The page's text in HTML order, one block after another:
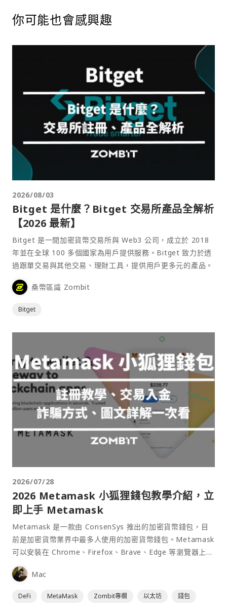
你可能也會感興趣
2026/08/03
Bitget 是什麼？Bitget 交易所產品全解析
【2026 最新】
Bitget 是一間加密貨幣交易所與 Web3 公司，成立於 2018
年並在全球 100 多個國家為用戶提供服務。Bitget 致力於透
過跟單交易與其他交易、理財工具，提供用戶更多元的產品。
桑幣區識 Zombit
Bitget
2026/07/28
2026 Metamask 小狐狸錢包教學介紹，立
即上手 Metamask
Metamask 是一款由 ConsenSys 推出的加密貨幣錢包，目
前是加密貨幣業界中最多人使用的加密貨幣錢包。Metamask
可以安裝在 Chrome、Firefox、Brave、Edge 等瀏覽器上作
為插件使用，具備許多功能且使用上非常方便。
Mac
DeFi MetaMask Zombit專欄 以太坊 錢包